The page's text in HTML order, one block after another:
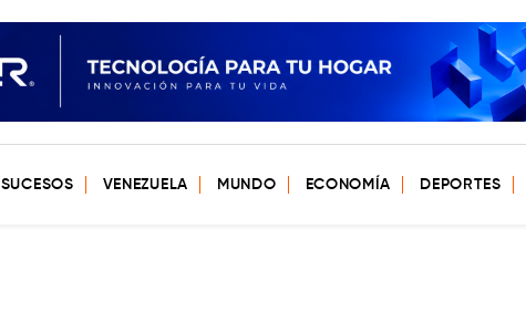
SUCESOS VENEZUELA MUNDO ECONOMÍA DEPORTES